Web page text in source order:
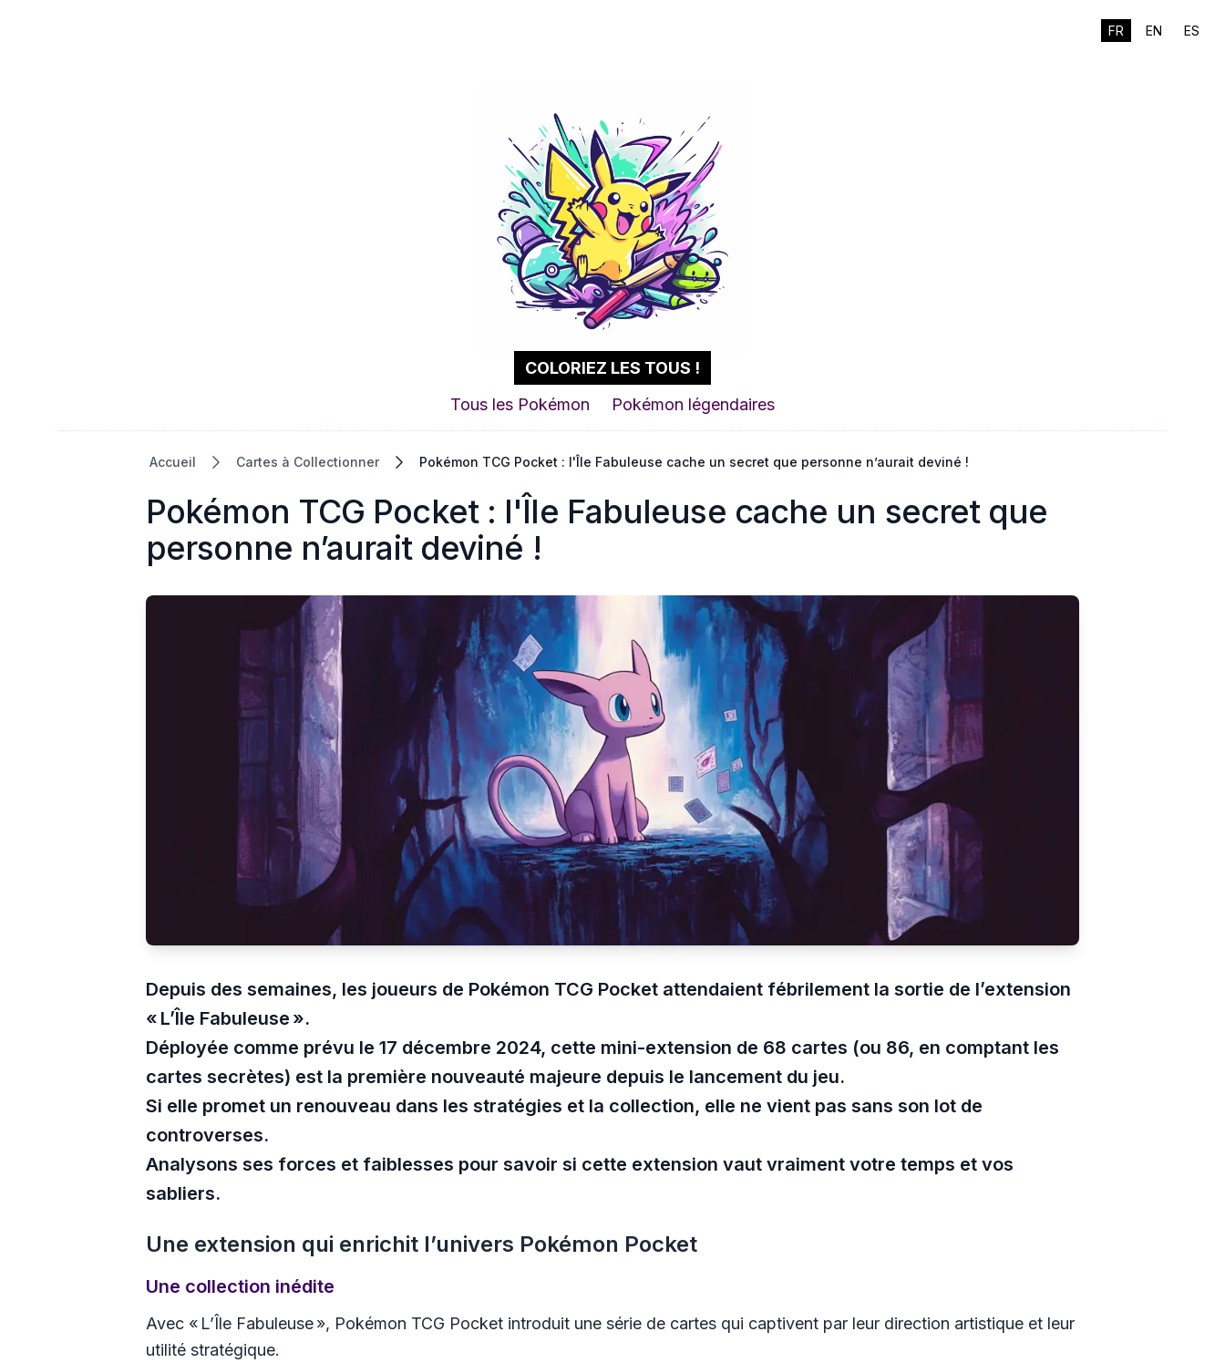
FR EN ES
COLORIEZ LES TOUS !
Tous les Pokémon
Pokémon légendaires
Accueil Cartes à Collectionner Pokémon TCG Pocket : l'Île Fabuleuse cache un secret que personne n’aurait deviné !
Pokémon TCG Pocket : l'Île Fabuleuse cache un secret que
personne n’aurait deviné !
Depuis des semaines, les joueurs de Pokémon TCG Pocket attendaient fébrilement la sortie de l’extension
« L’Île Fabuleuse ».
Déployée comme prévu le 17 décembre 2024, cette mini-extension de 68 cartes (ou 86, en comptant les
cartes secrètes) est la première nouveauté majeure depuis le lancement du jeu.
Si elle promet un renouveau dans les stratégies et la collection, elle ne vient pas sans son lot de
controverses.
Analysons ses forces et faiblesses pour savoir si cette extension vaut vraiment votre temps et vos
sabliers.
Une extension qui enrichit l’univers Pokémon Pocket
Une collection inédite
Avec « L’Île Fabuleuse », Pokémon TCG Pocket introduit une série de cartes qui captivent par leur direction artistique et leur
utilité stratégique.